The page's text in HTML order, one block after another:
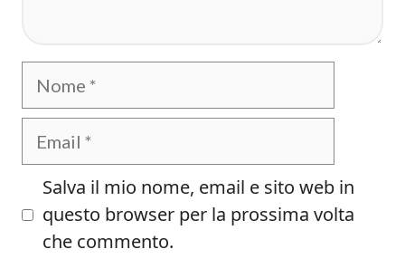
Nome
Email
Salva il mio nome, email e sito web in
questo browser per la prossima volta
che commento.